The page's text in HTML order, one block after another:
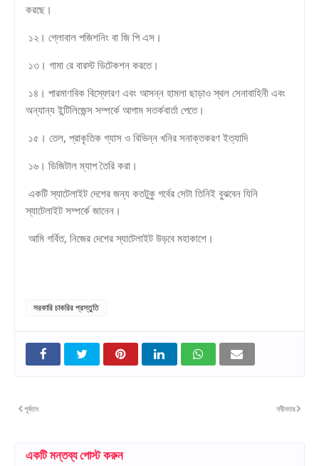
করছে।
১২। গ্লোবাল পজিশনিং বা জি পি এস।
১৩। গামা রে বারস্ট ডিটেকশন করতে।
১৪। পারমাণবিক বিস্ফোরণ এবং আসন্ন হামলা ছাড়াও স্থল সেনাবাহিনী এবং
অন্যান্য ইন্টিলিজেন্স সম্পর্কে আগাম সতর্কবার্তা পেতে।
১৫। তেল, প্রাকৃতিক গ্যাস ও বিভিন্ন খনির সনাক্তকরণ ইত্যাদি
১৬। ডিজিটাল ম্যাপ তৈরি করা।
একটি স্যাটেলাইট দেশের জন্য কতটুকু গর্বের সেটা তিনিই বুঝবেন যিনি
স্যাটেলাইট সম্পর্কে জানেন।
আমি গর্বিত, নিজের দেশের স্যাটেলাইট উড়বে মহাকাশে।
সরকারি চাকরির প্রস্তুতি
নবীনতর
পূর্বতন
একটি মন্তব্য পোস্ট করুন